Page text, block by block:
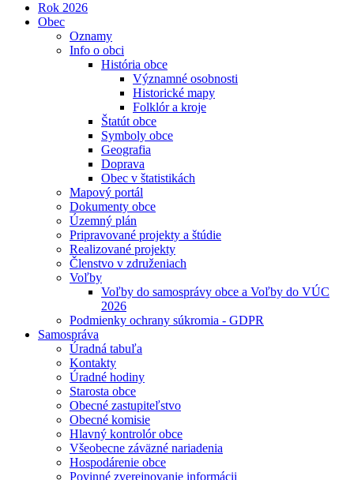
Rok 2026
Obec
Oznamy
Info o obci
História obce
Významné osobnosti
Historické mapy
Folklór a kroje
Štatút obce
Symboly obce
Geografia
Doprava
Obec v štatistikách
Mapový portál
Dokumenty obce
Územný plán
Pripravované projekty a štúdie
Realizované projekty
Členstvo v združeniach
Voľby
Voľby do samosprávy obce a Voľby do VÚC
2026
Podmienky ochrany súkromia - GDPR
Samospráva
Úradná tabuľa
Kontakty
Úradné hodiny
Starosta obce
Obecné zastupiteľstvo
Obecné komisie
Hlavný kontrolór obce
Všeobecne záväzné nariadenia
Hospodárenie obce
Povinné zverejnovanie informácii